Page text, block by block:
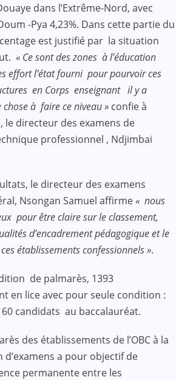
dans l’Extrême-Nord, avec
-Pya 4,23%. Dans cette partie du
est justifié par la situation
« Ce sont des zones à l’éducation
effort l’état fourni pour pourvoir ces
en Corps enseignant il y a
à faire ce niveau » confie à
, le directeur des examens de
professionnel , Ndjimbai
le directeur des examens
Nsongan Samuel affirme« nous
pour être claire sur le classement,
d’encadrement pédagogique et le
établissements confessionnels ».
de palmarès, 1393
en lice avec pour seule condition :
candidats au baccalauréat.
des établissements de l’OBC à la
d’examens a pour objectif de
permanente entre les